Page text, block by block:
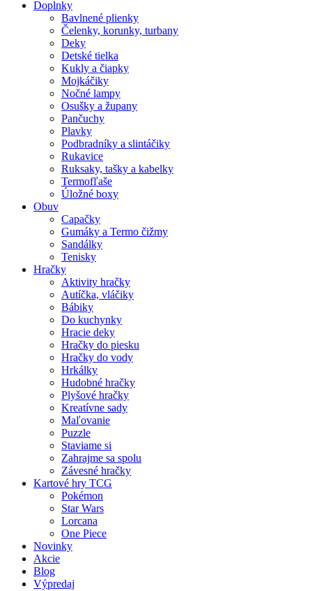
Doplnky
Bavlnené plienky
Čelenky, korunky, turbany
Deky
Detské tielka
Kukly a čiapky
Mojkáčiky
Nočné lampy
Osušky a župany
Pančuchy
Plavky
Podbradníky a slintáčiky
Rukavice
Ruksaky, tašky a kabelky
Termofľaše
Úložné boxy
Obuv
Capačky
Gumáky a Termo čižmy
Sandálky
Tenisky
Hračky
Aktivity hračky
Autíčka, vláčiky
Bábiky
Do kuchynky
Hracie deky
Hračky do piesku
Hračky do vody
Hrkálky
Hudobné hračky
Plyšové hračky
Kreatívne sady
Maľovanie
Puzzle
Staviame si
Zahrajme sa spolu
Závesné hračky
Kartové hry TCG
Pokémon
Star Wars
Lorcana
One Piece
Novinky
Akcie
Blog
Výpredaj